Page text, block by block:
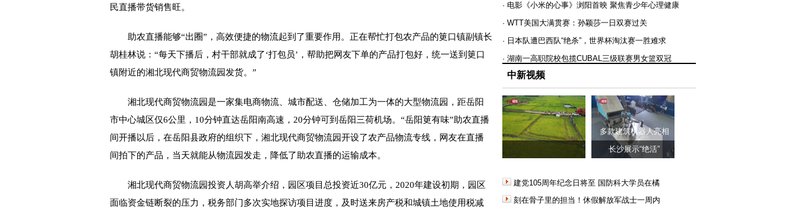
民直播带货销售旺。
助农直播能够“出圈”，高效便捷的物流起到了重要作用。正在帮忙打包农产品的筻口镇副镇长
胡桂林说：“每天下播后，村干部就成了‘打包员’，帮助把网友下单的产品打包好，统一送到筻口
镇附近的湘北现代商贸物流园发货。”
湘北现代商贸物流园是一家集电商物流、城市配送、仓储加工为一体的大型物流园，距岳阳
市中心城区仅6公里，10分钟直达岳阳南高速，20分钟可到岳阳三荷机场。“岳阳筻有味”助农直播
间开播以后，在岳阳县政府的组织下，湘北现代商贸物流园开设了农产品物流专线，网友在直播
间拍下的产品，当天就能从物流园发走，降低了助农直播的运输成本。
湘北现代商贸物流园投资人胡高举介绍，园区项目总投资近30亿元，2020年建设初期，园区
面临资金链断裂的压力，税务部门多次实地探访项目进度，及时送来房产税和城镇土地使用税减
· 电影《小米的心事》浏阳首映 聚焦青少年心理健康
· WTT美国大满贯赛：孙颖莎一日双赛过关
· 日本队遭巴西队“绝杀”，世界杯淘汰赛一胜难求
· 湖南一高职院校包揽CUBAL三级联赛男女篮双冠
中新视频
多款建筑机器人亮相
长沙展示“绝活”
建党105周年纪念日将至 国防科大学员在橘
刻在骨子里的担当！休假解放军战士一周内